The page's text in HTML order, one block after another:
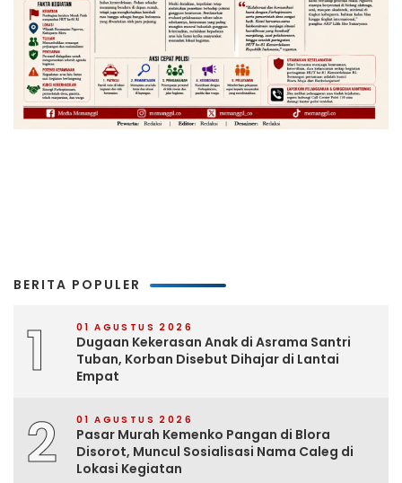
BERITA POPULER
1 01 AGUSTUS 2026
Dugaan Kekerasan Anak di Asrama Santri
Tuban, Korban Disebut Dihajar di Lantai
Empat
2 01 AGUSTUS 2026
Pasar Murah Kemenko Pangan di Blora
Disorot, Muncul Sosialisasi Nama Caleg di
Lokasi Kegiatan